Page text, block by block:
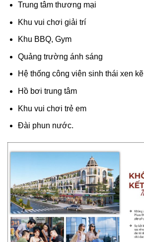
Trung tâm thương mại
Khu vui chơi giải trí
Khu BBQ, Gym
Quảng trường ánh sáng
Hệ thống công viên sinh thái xen kẽ
Hồ bơi trung tâm
Khu vui chơi trẻ em
Đài phun nước.